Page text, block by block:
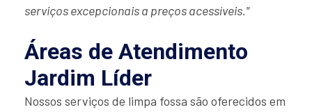
serviços excepcionais a preços acessíveis."
Áreas de Atendimento
Jardim Líder
Nossos serviços de limpa fossa são oferecidos em